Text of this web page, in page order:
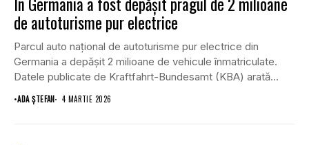
de autoturisme pur electrice
Parcul auto național de autoturisme pur electrice din
Germania a depășit 2 milioane de vehicule înmatriculate.
Datele publicate de Kraftfahrt-Bundesamt (KBA) arată
că,...
•ADA ȘTEFAN 4 MARTIE 2026